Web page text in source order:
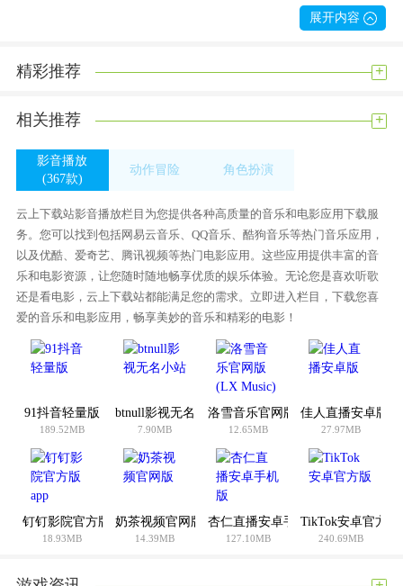
3。感觉玩得很开心，更好的享受极清壁纸资源，打造一个好的
桌面美化。
法，让你感受手机的背景。
1。这里所有的资源都没有水印问题，你可以轻松使用，不用担
2。都是很好的高清壁纸资源，会给你创造非常好的游戏体验，
做出更好的壁纸设置。
3。简单体验好的手机壁纸玩法，为你打造非常好的壁纸体验，
设置简单。
4、天天锁机壁纸简单的壁纸功能手感不错，带来了免费壁纸使
用，给你很好的选择体验。
带来了很好的壁纸搜索方式，有很多不同的壁纸类型可供选
择。
壁纸资源:9.2
壁纸类别:9.4
你怎么想呢?我觉得这个手机软件很好用。请分享给你的朋友:
展开内容
精彩推荐 +
相关推荐 +
影音播放
(367款)
动作冒险
角色扮演
云上下载站影音播放栏目为您提供各种高质量的音乐和电影应用下载服
务。您可以找到包括网易云音乐、QQ音乐、酷狗音乐等热门音乐应用，
以及优酷、爱奇艺、腾讯视频等热门电影应用。这些应用提供丰富的音
乐和电影资源，让您随时随地畅享优质的娱乐体验。无论您是喜欢听歌
还是看电影，云上下载站都能满足您的需求。立即进入栏目，下载您喜
爱的音乐和电影应用，畅享美妙的音乐和精彩的电影！
91抖音轻量版
189.52MB
btnull影视无名小站
7.90MB
洛雪音乐官网版(LX Music)
12.65MB
佳人直播安卓版
27.97MB
钉钉影院官方版app
18.93MB
奶茶视频官网版
14.39MB
杏仁直播安卓手机版
127.10MB
TikTok安卓官方版
240.69MB